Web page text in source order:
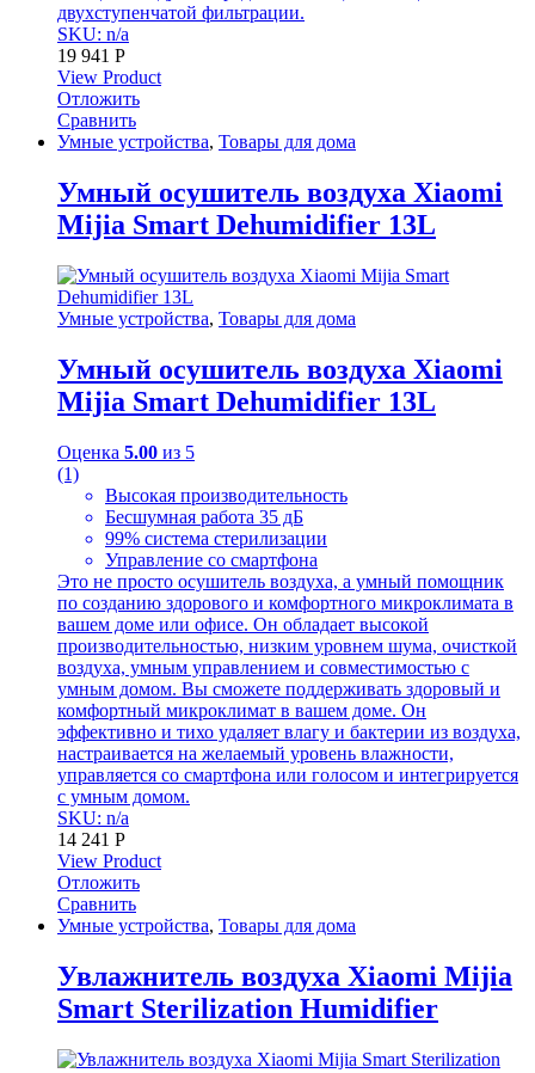
двухступенчатой фильтрации.
SKU: n/a
19 941 Р
View Product
Отложить
Сравнить
Умные устройства, Товары для дома
Умный осушитель воздуха Xiaomi
Mijia Smart Dehumidifier 13L
Умные устройства, Товары для дома
Умный осушитель воздуха Xiaomi
Mijia Smart Dehumidifier 13L
Оценка 5.00 из 5
(1)
Высокая производительность
Бесшумная работа 35 дБ
99% система стерилизации
Управление со смартфона
Это не просто осушитель воздуха, а умный помощник
по созданию здорового и комфортного микроклимата в
вашем доме или офисе. Он обладает высокой
производительностью, низким уровнем шума, очисткой
воздуха, умным управлением и совместимостью с
умным домом. Вы сможете поддерживать здоровый и
комфортный микроклимат в вашем доме. Он
эффективно и тихо удаляет влагу и бактерии из воздуха,
настраивается на желаемый уровень влажности,
управляется со смартфона или голосом и интегрируется
с умным домом.
SKU: n/a
14 241 Р
View Product
Отложить
Сравнить
Умные устройства, Товары для дома
Увлажнитель воздуха Xiaomi Mijia
Smart Sterilization Humidifier